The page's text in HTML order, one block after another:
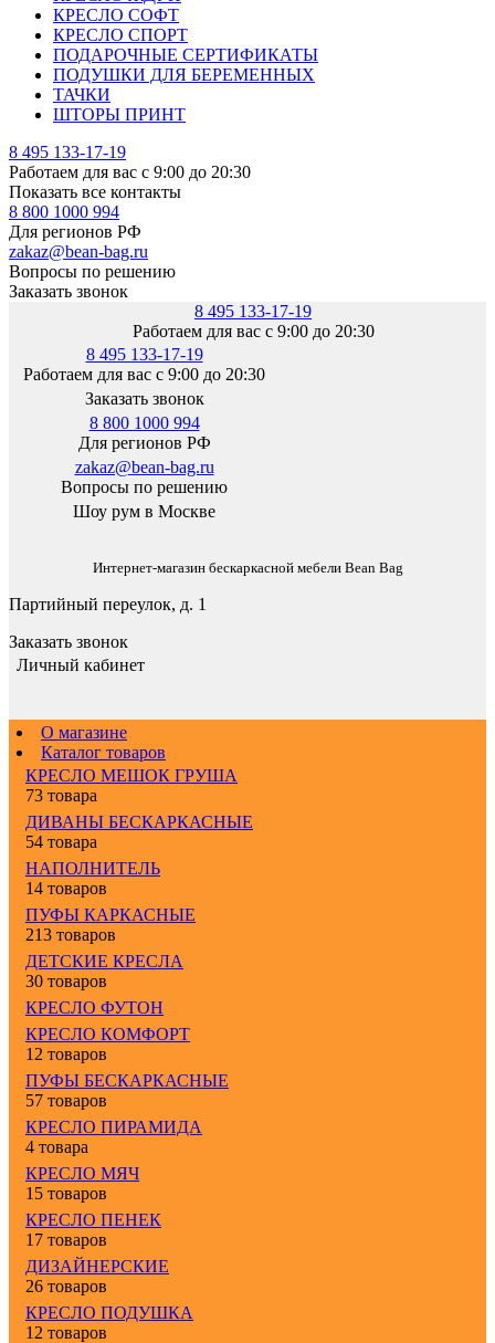
КРЕСЛО СОФТ
КРЕСЛО СПОРТ
ПОДАРОЧНЫЕ СЕРТИФИКАТЫ
ПОДУШКИ ДЛЯ БЕРЕМЕННЫХ
ТАЧКИ
ШТОРЫ ПРИНТ
8 495 133-17-19
Работаем для вас с 9:00 до 20:30
Показать все контакты
8 800 1000 994
Для регионов РФ
zakaz@bean-bag.ru
Вопросы по решению
Заказать звонок
8 495 133-17-19
Работаем для вас с 9:00 до 20:30
8 495 133-17-19
Работаем для вас с 9:00 до 20:30
Заказать звонок
8 800 1000 994
Для регионов РФ
zakaz@bean-bag.ru
Вопросы по решению
Шоу рум в Москве
Интернет-магазин бескаркасной мебели Bean Bag
Партийный переулок, д. 1
Заказать звонок
Личный кабинет
О магазине
Каталог товаров
КРЕСЛО МЕШОК ГРУША
73 товара
ДИВАНЫ БЕСКАРКАСНЫЕ
54 товара
НАПОЛНИТЕЛЬ
14 товаров
ПУФЫ КАРКАСНЫЕ
213 товаров
ДЕТСКИЕ КРЕСЛА
30 товаров
КРЕСЛО ФУТОН
КРЕСЛО КОМФОРТ
12 товаров
ПУФЫ БЕСКАРКАСНЫЕ
57 товаров
КРЕСЛО ПИРАМИДА
4 товара
КРЕСЛО МЯЧ
15 товаров
КРЕСЛО ПЕНЕК
17 товаров
ДИЗАЙНЕРСКИЕ
26 товаров
КРЕСЛО ПОДУШКА
12 товаров